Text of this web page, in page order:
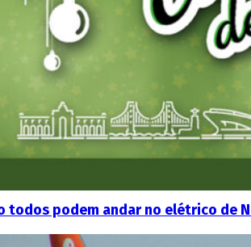
todos podem andar no elétrico de